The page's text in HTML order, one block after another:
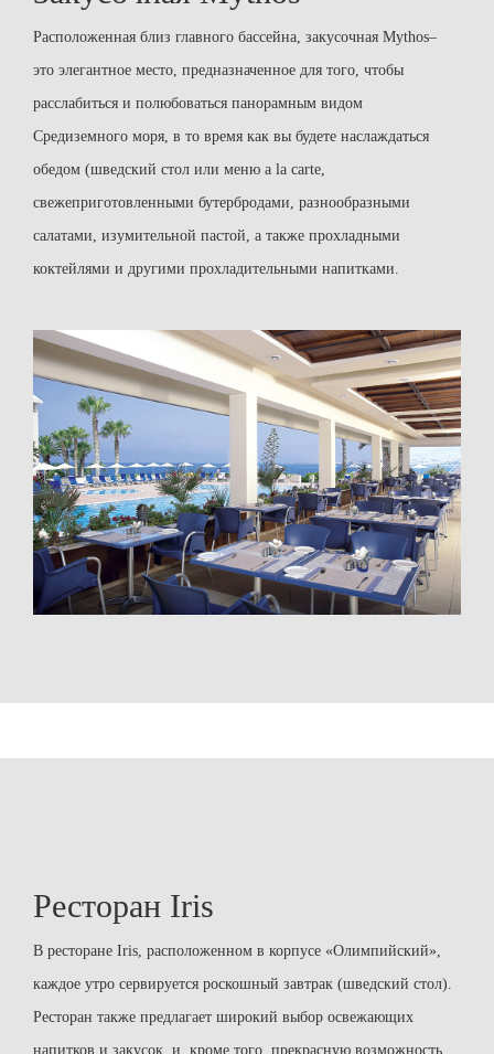
Расположенная близ главного бассейна, закусочная Mythos–
это элегантное место, предназначенное для того, чтобы
расслабиться и полюбоваться панорамным видом
Средиземного моря, в то время как вы будете наслаждаться
обедом (шведский стол или меню a la carte,
свежеприготовленными бутербродами, разнообразными
салатами, изумительной пастой, а также прохладными
коктейлями и другими прохладительными напитками.
Ресторан Iris
В ресторане Iris, расположенном в корпусе «Олимпийский»,
каждое утро сервируется роскошный завтрак (шведский стол).
Ресторан также предлагает широкий выбор освежающих
напитков и закусок, и, кроме того, прекрасную возможность